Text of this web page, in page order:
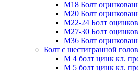
М18 Болт
М20 Болт
М22-24 Болт
М27-30 Болт
М36 Болт
Болт с шестигранной
М 4 болт цинк кл.
М 5 болт цинк кл.